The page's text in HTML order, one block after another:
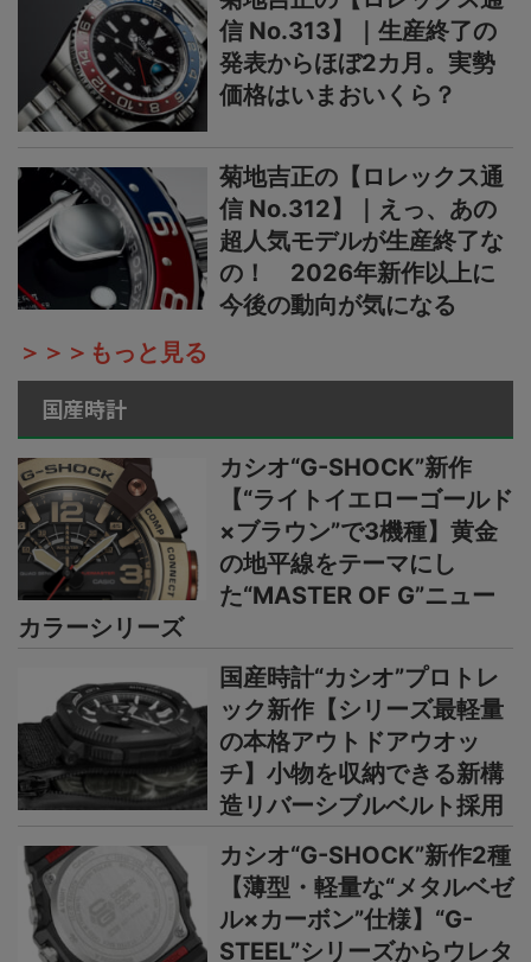
信 No.313】｜生産終了の
発表からほぼ2カ月。実勢
価格はいまおいくら？
菊地吉正の【ロレックス通
信 No.312】｜えっ、あの
超人気モデルが生産終了な
の！ 2026年新作以上に
今後の動向が気になる
＞＞＞もっと見る
国産時計
カシオ“G-SHOCK”新作
【“ライトイエローゴールド
×ブラウン”で3機種】黄金
の地平線をテーマにし
た“MASTER OF G”ニュー
カラーシリーズ
国産時計“カシオ”プロトレ
ック新作【シリーズ最軽量
の本格アウトドアウオッ
チ】小物を収納できる新構
造リバーシブルベルト採用
カシオ“G-SHOCK”新作2種
【薄型・軽量な“メタルベゼ
ル×カーボン”仕様】“G-
STEEL”シリーズからウレタ